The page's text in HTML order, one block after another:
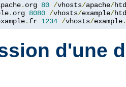
. org 80 /vhosts/apache/
. org 8080 /vhosts/example/
. fr 1234 /vhosts/example.
d'une